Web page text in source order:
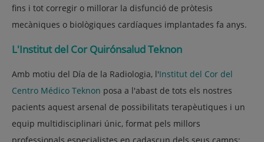
fins i tot corregir o millorar la disfunció de pròtesis
mecàniques o biològiques cardíaques implantades fa anys.
L'Institut del Cor Quirónsalud Teknon
Amb motiu del Día de la Radiologia, l'Institut del Cor del
Centro Médico Teknon posa a l'abast de tots els nostres
pacients aquest arsenal de possibilitats terapèutiques i un
equip multidisciplinari únic, format pels millors